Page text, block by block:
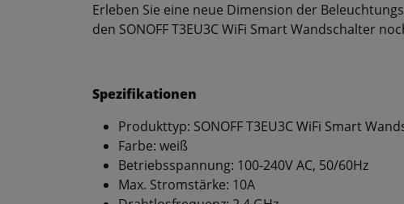
Erleben Sie eine neue Dimension der
den SONOFF T3EU3C WiFi Smart Wandschalter
Spezifikationen
Produkttyp: SONOFF T3EU3C WiFi Smart
Farbe: weiß
Betriebsspannung: 100-240V AC, 50/60Hz
Max. Stromstärke: 10A